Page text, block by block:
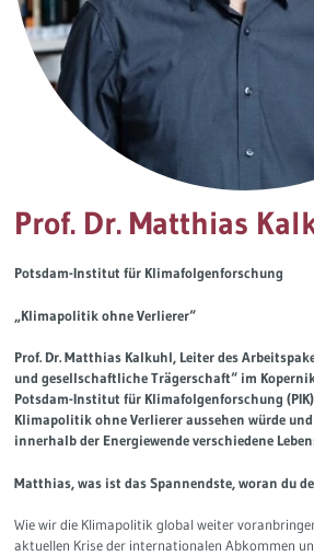
Prof. Dr. Matthias
Potsdam-Institut für Klimafolgenforschung
„Klimapolitik ohne Verlierer“
Prof. Dr. Matthias Kalkuhl, Leiter des
und gesellschaftliche Trägerschaft“ im
Potsdam-Institut für Klimafolgenforschung
Klimapolitik ohne Verlierer aussehen würde
innerhalb der Energiewende verschiedene
Matthias, was ist das Spannendste, woran du
Wie wir die Klimapolitik global weiter
aktuellen Krise der internationalen Abkommen
Governance
Europa & Green Deal
Themen Übersicht
Soziales Nachhaltigkeitsbarometer